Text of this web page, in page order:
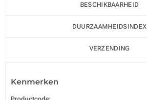
BESCHIKBAARHEID
DUURZAAMHEIDSINDEX
VERZENDING
Kenmerken